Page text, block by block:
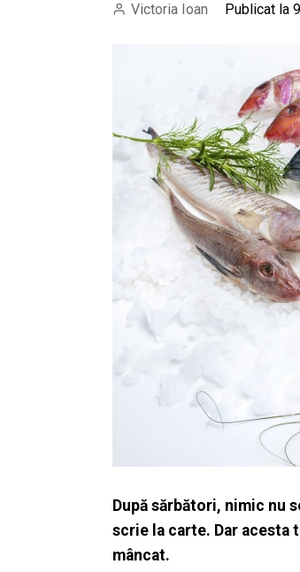
Victoria Ioan Publicat la
După sărbători, nimic nu
scrie la carte. Dar acesta
mâncat.